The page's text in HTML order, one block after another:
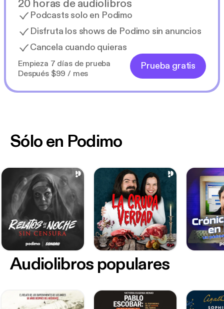
20 horas de audiolibros
Podcasts solo en Podimo
Disfruta los shows de Podimo sin anuncios
Cancela cuando quieras
Empieza 7 días de prueba
Después $99 / mes
Prueba gratis
Sólo en Podimo
Audiolibros populares